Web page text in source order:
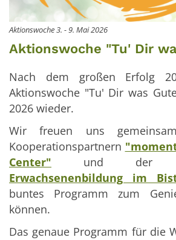
Aktionswoche 3. - 9. Mai 2026
Aktionswoche "Tu' Dir
Nach dem großen Erfolg
Aktionswoche "Tu' Dir was
2026 wieder.
Wir freuen uns
Kooperationspartnern
Center" und
Erwachsenenbildung im
buntes Programm zum
können.
Das genaue Programm für die